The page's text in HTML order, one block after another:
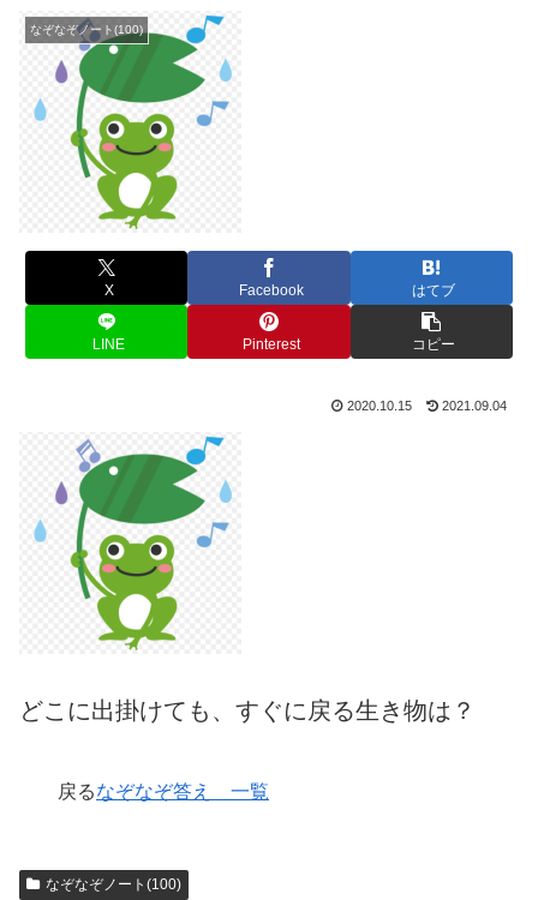
なぞなぞノート(100)
X Facebook はてブ
LINE Pinterest コピー
2020.10.15 2021.09.04
どこに出掛けても、すぐに戻る生き物は？
戻るなぞなぞ答え 一覧
なぞなぞノート(100)